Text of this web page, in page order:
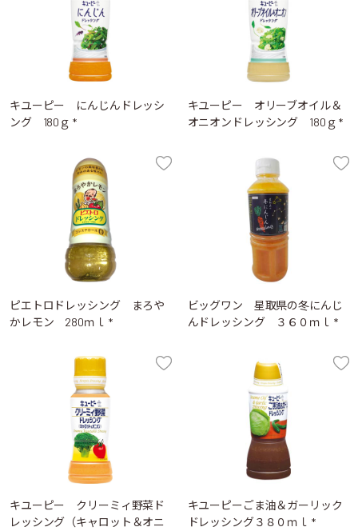
キユーピー にんじんドレッシ
ング 180ｇ *
キユーピー オリーブオイル＆
オニオンドレッシング 180ｇ *
ピエトロドレッシング まろや
かレモン 280ｍｌ *
ビッグワン 星取県の冬にんじ
んドレッシング ３６０ｍｌ *
キユーピー クリーミィ野菜ド
レッシング（キャロット＆オニ
キユーピーごま油＆ガーリック
ドレッシング３８０ｍｌ *